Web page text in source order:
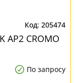
205474
AP2 CROMO
По запросу